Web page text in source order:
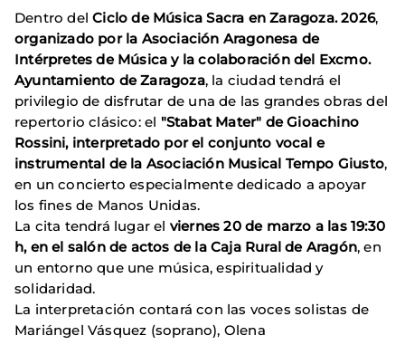
Dentro delCiclo de Música Sacra en Zaragoza. 2026,
organizado por la Asociación Aragonesa de
Intérpretes de Música y la colaboración del Excmo.
Ayuntamiento de Zaragoza, la ciudad tendrá el
privilegio de disfrutar de una de las grandes obras del
repertorio clásico: el "Stabat Mater" de Gioachino
Rossini, interpretado por el conjunto vocal e
instrumental de la Asociación Musical Tempo Giusto,
en un concierto especialmente dedicado a apoyar
los fines de Manos Unidas.
La cita tendrá lugar el viernes 20 de marzo a las 19:30
h, en el salón de actos de la Caja Rural de Aragón, en
un entorno que une música, espiritualidad y
solidaridad.
La interpretación contará con las voces solistas de
Mariángel Vásquez (soprano), Olena